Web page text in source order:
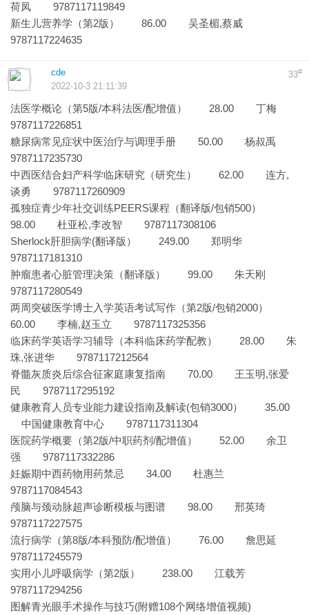
荷凤 9787117119849
新生儿营养学（第2版） 86.00 吴圣楣,蔡威
9787117224635
33#
cde
2022-10-3 21:11:39
法医学概论（第5版/本科法医/配增值） 28.00 丁梅
9787117226851
糖尿病常见症状中医治疗与调理手册 50.00 杨叔禹
9787117235730
中西医结合妇产科学临床研究（研究生） 62.00 连方,
谈勇 9787117260909
孤独症青少年社交训练PEERS课程（翻译版/包销500）
98.00 杜亚松,李改智 9787117308106
Sherlock肝胆病学(翻译版） 249.00 郑明华
9787117181310
肿瘤患者心脏管理决策（翻译版） 99.00 朱天刚
9787117280549
两周突破医学博士入学英语考试写作（第2版/包销2000）
60.00 李楠,赵玉立 9787117325356
临床药学英语学习辅导（本科临床药学配教） 28.00 朱
珠,张进华 9787117212564
脊髓灰质炎后综合征家庭康复指南 70.00 王玉明,张爱
民 9787117295192
健康教育人员专业能力建设指南及解读(包销3000） 35.00
中国健康教育中心 9787117311304
医院药学概要（第2版/中职药剂/配增值） 52.00 余卫
强 9787117332286
妊娠期中西药物用药禁忌 34.00 杜惠兰
9787117084543
颅脑与颈动脉超声诊断模板与图谱 98.00 邢英琦
9787117227575
流行病学（第8版/本科预防/配增值） 76.00 詹思延
9787117245579
实用小儿呼吸病学（第2版） 238.00 江载芳
9787117294256
图解青光眼手术操作与技巧(附赠108个网络增值视频)